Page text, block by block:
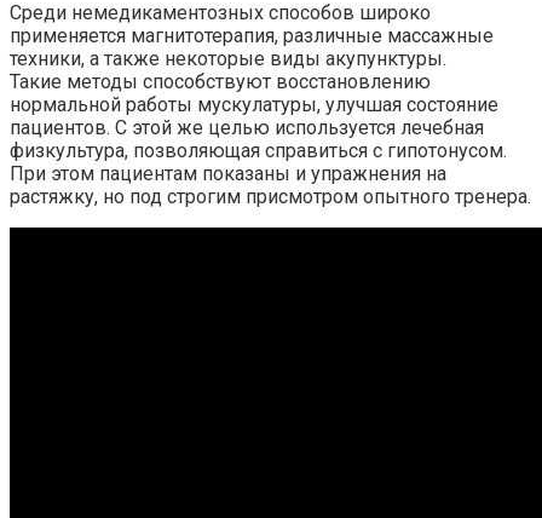
Среди немедикаментозных способов широко
применяется магнитотерапия, различные массажные
техники, а также некоторые виды акупунктуры.
Такие методы способствуют восстановлению
нормальной работы мускулатуры, улучшая состояние
пациентов. С этой же целью используется лечебная
физкультура, позволяющая справиться с гипотонусом.
При этом пациентам показаны и упражнения на
растяжку, но под строгим присмотром опытного тренера.